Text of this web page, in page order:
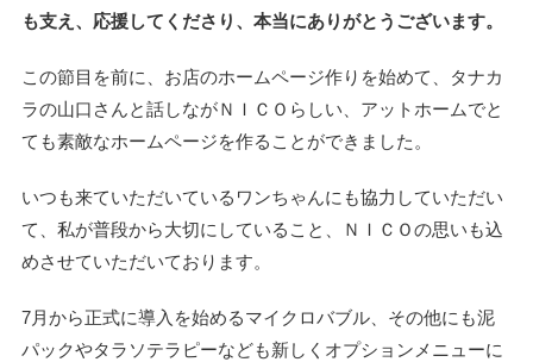
も支え、応援してくださり、本当にありがとうございます。
この節目を前に、お店のホームページ作りを始めて、タナカ
ラの山口さんと話しながＮＩＣＯらしい、アットホームでと
ても素敵なホームページを作ることができました。
いつも来ていただいているワンちゃんにも協力していただい
て、私が普段から大切にしていること、ＮＩＣＯの思いも込
めさせていただいております。
7月から正式に導入を始めるマイクロバブル、その他にも泥
パックやタラソテラピーなども新しくオプションメニューに